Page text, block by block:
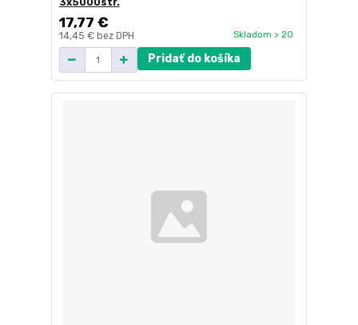
3x5000str.
17,77 €
14,45 € bez DPH Skladom > 20
Pridať do košíka